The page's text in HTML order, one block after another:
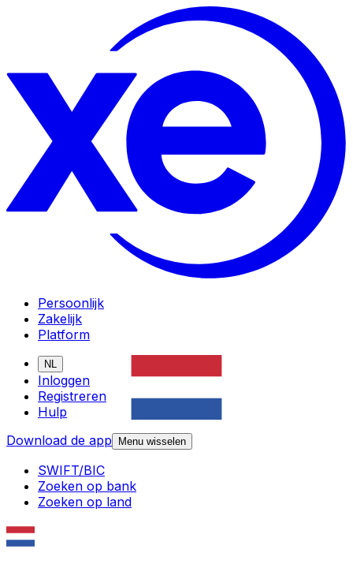
Persoonlijk
Zakelijk
Platform
NL
Inloggen
Registreren
Hulp
Download de app
Menu wisselen
SWIFT/BIC
Zoeken op bank
Zoeken op land